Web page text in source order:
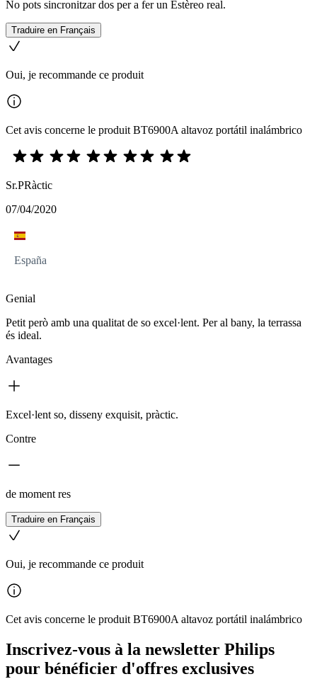
No pots sincronitzar dos per a fer un Estèreo real.
Traduire en Français
Oui, je recommande ce produit
Cet avis concerne le produit BT6900A altavoz portátil inalámbrico
Sr.PRàctic
07/04/2020
España
Genial
Petit però amb una qualitat de so excel·lent. Per al bany, la terrassa
és ideal.
Avantages
Excel·lent so, disseny exquisit, pràctic.
Contre
de moment res
Traduire en Français
Oui, je recommande ce produit
Cet avis concerne le produit BT6900A altavoz portátil inalámbrico
Inscrivez-vous à la newsletter Philips
pour bénéficier d'offres exclusives